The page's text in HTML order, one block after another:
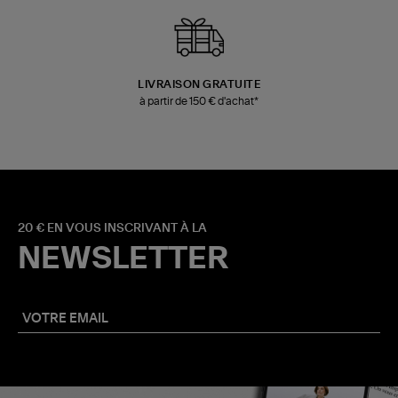
LIVRAISON GRATUITE
à partir de 150 € d'achat*
20 € EN VOUS INSCRIVANT À LA
NEWSLETTER